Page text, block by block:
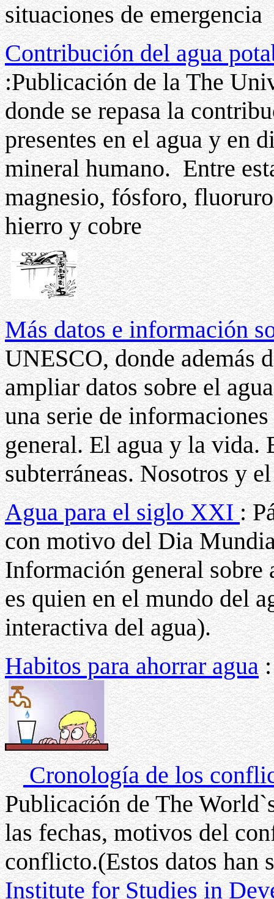
situaciones de emergencia
Contribución del agua
:Publicación de la The
donde se repasa la
presentes en el agua y en
mineral humano. Entre
magnesio, fósforo,
hierro y cobre
Más datos e información
UNESCO, donde además
ampliar datos sobre el
una serie de
general. El agua y la vida.
subterráneas. Nosotros y
Agua para el siglo XXI:
con motivo del Dia
Información general sobre
es quien en el mundo del
interactiva del agua).
Habitos para ahorrar agua:
Cronología de los
Publicación de The
las fechas, motivos del
conflicto.(Estos datos han
Institute for Studies in